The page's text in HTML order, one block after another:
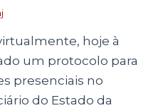
hoje à
um protocolo para
presenciais no
do Estado da